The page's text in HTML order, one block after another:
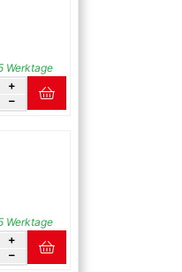
Werktage
Werktage